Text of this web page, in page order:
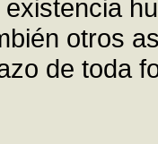
otros
de toda